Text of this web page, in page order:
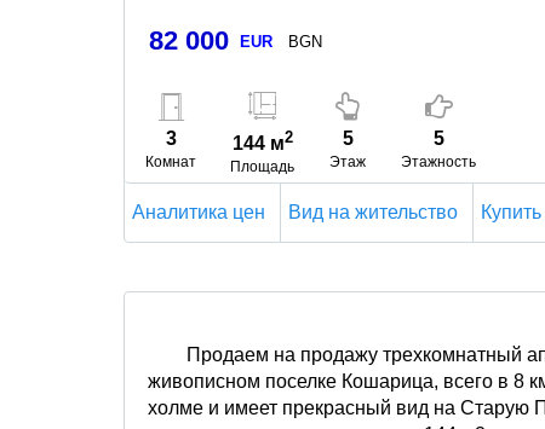
82 000 EUR BGN
3
Комнат
144 м2
Площадь
5
Этаж
5
Этажность
Аналитика цен Вид на жительство
Продаем на продажу трехкомнатный
живописном поселке Кошарица, всего в 8
холме и имеет прекрасный вид на Старую